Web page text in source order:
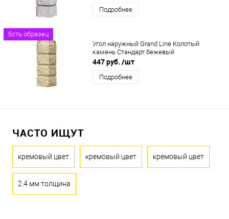
Подробнее
Есть образец
Угол наружный Grand Line Колотый
камень Стандарт бежевый
447 руб. /шт
Подробнее
ЧАСТО ИЩУТ
кремовый цвет кремовый цвет кремовый цвет
2.4 мм толщина